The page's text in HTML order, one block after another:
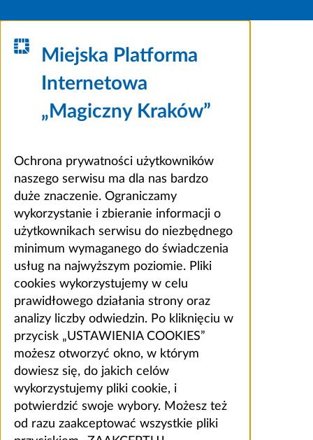
Miejska Platforma
Internetowa
„Magiczny Kraków”
Ochrona prywatności użytkowników
naszego serwisu ma dla nas bardzo
duże znaczenie. Ograniczamy
wykorzystanie i zbieranie informacji o
użytkownikach serwisu do niezbędnego
minimum wymaganego do świadczenia
usług na najwyższym poziomie. Pliki
cookies wykorzystujemy w celu
prawidłowego działania strony oraz
analizy liczby odwiedzin. Po kliknięciu w
przycisk „USTAWIENIA COOKIES”
możesz otworzyć okno, w którym
dowiesz się, do jakich celów
wykorzystujemy pliki cookie, i
potwierdzić swoje wybory. Możesz też
od razu zaakceptować wszystkie pliki